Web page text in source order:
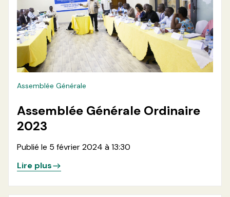
Assemblée Générale
Assemblée Générale Ordinaire
2023
Publié le 5 février 2024 à 13:30
Lire plus